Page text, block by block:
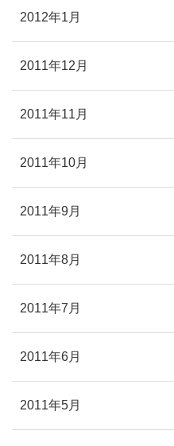
2012年1月
2011年12月
2011年11月
2011年10月
2011年9月
2011年8月
2011年7月
2011年6月
2011年5月